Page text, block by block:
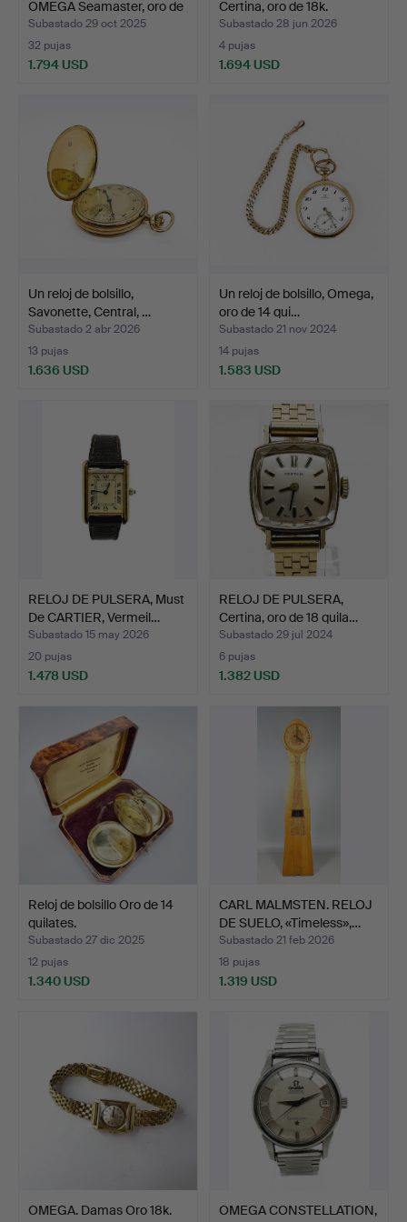
OMEGA Seamaster, oro de
…
Subastado 29 oct 2025
32 pujas
1.794 USD
Certina, oro de 18k.
Subastado 28 jun 2026
4 pujas
1.694 USD
Un reloj de bolsillo,
Savonette, Central, …
Subastado 2 abr 2026
13 pujas
1.636 USD
Un reloj de bolsillo, Omega,
oro de 14 qui…
Subastado 21 nov 2024
14 pujas
1.583 USD
RELOJ DE PULSERA, Must
De CARTIER, Vermeil…
Subastado 15 may 2026
20 pujas
1.478 USD
RELOJ DE PULSERA,
Certina, oro de 18 quila…
Subastado 29 jul 2024
6 pujas
1.382 USD
Reloj de bolsillo Oro de 14
quilates.
Subastado 27 dic 2025
12 pujas
1.340 USD
CARL MALMSTEN. RELOJ
DE SUELO, «Timeless»,…
Subastado 21 feb 2026
18 pujas
1.319 USD
OMEGA. Damas Oro 18k.
OMEGA CONSTELLATION,